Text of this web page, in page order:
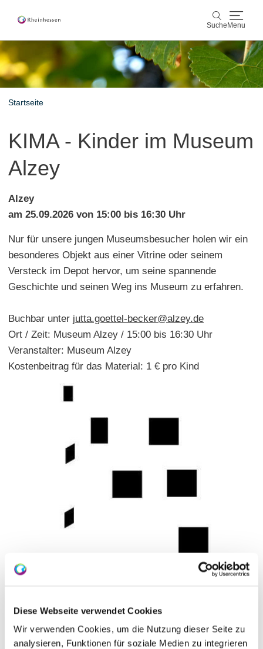
Diese Webseite verwendet Cookies
Wir verwenden Cookies, um die Nutzung dieser Seite zu
analysieren, Funktionen für soziale Medien zu integrieren
Suche Menu
Suche
Wein & Genuss
Shop Rheinhessen-Blog Karte
Startseite
KIMA - Kinder im Museum
Alzey
Alzey
am 25.09.2026 von 15:00 bis 16:30 Uhr
Nur für unsere jungen Museumsbesucher holen wir ein
besonderes Objekt aus einer Vitrine oder seinem
Versteck im Depot hervor, um seine spannende
Geschichte und seinen Weg ins Museum zu erfahren.
Buchbar unter jutta.goettel-becker@alzey.de
Ort / Zeit: Museum Alzey / 15:00 bis 16:30 Uhr
Veranstalter: Museum Alzey
Kostenbeitrag für das Material: 1 € pro Kind